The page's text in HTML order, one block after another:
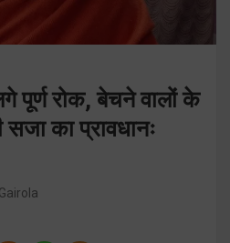
पूर्ण रोक, बेचने वालों के
का प्रावधानः